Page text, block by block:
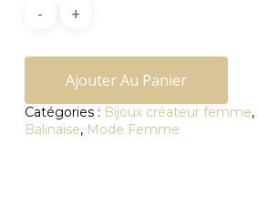
Ajouter Au Panier
Catégories : Bijoux créateur femme,
Balinaise, Mode Femme